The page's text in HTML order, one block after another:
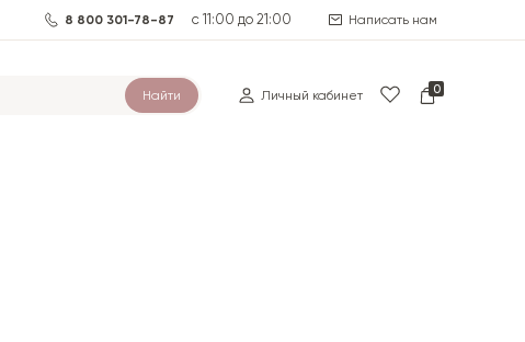
8 800 301-78-87 с 11:00 до 21:00 Написать нам
Найти Личный кабинет 0